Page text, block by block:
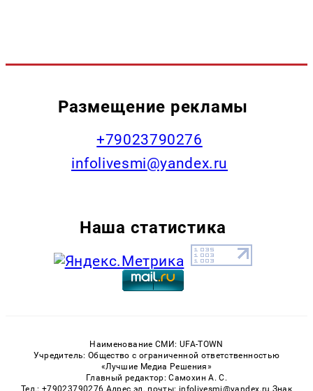
Размещение рекламы
+79023790276
infolivesmi@yandex.ru
Наша статистика
Наименование СМИ: UFA-TOWN
Учредитель: Общество с ограниченной ответственностью
«Лучшие Медиа Решения»
Главный редактор: Самохин А. С.
Тел.: +79023790276 Адрес эл. почты: infolivesmi@yandex.ru Знак